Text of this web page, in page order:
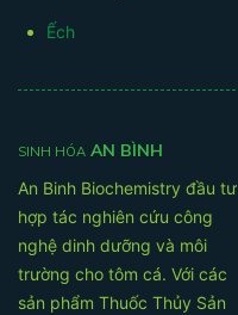
Ếch
SINH HÓA AN BÌNH
An Binh Biochemistry đầu tư
hợp tác nghiên cứu công
nghệ dinh dưỡng và môi
trường cho tôm cá. Với các
sản phẩm Thuốc Thủy Sản